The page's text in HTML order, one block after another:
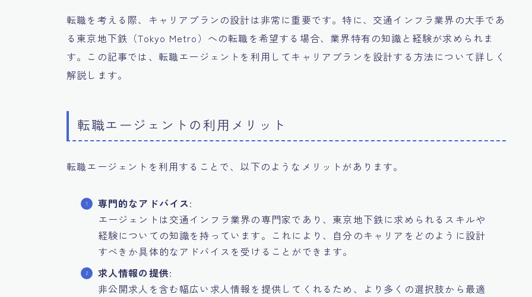
転職を考える際、キャリアプランの設計は非常に重要です。特に、交通インフラ業界の大手であ
る東京地下鉄（Tokyo Metro）への転職を希望する場合、業界特有の知識と経験が求められま
す。この記事では、転職エージェントを利用してキャリアプランを設計する方法について詳しく
解説します。
転職エージェントの利用メリット
転職エージェントを利用することで、以下のようなメリットがあります。
専門的なアドバイス:
エージェントは交通インフラ業界の専門家であり、東京地下鉄に求められるスキルや
経験についての知識を持っています。これにより、自分のキャリアをどのように設計
すべきか具体的なアドバイスを受けることができます。
求人情報の提供:
非公開求人を含む幅広い求人情報を提供してくれるため、より多くの選択肢から最適